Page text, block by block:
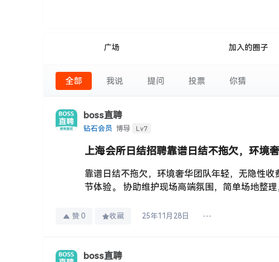
广场 加入的圈子
全部 我说 提问 投票 你猜
boss直聘
钻石会员 博导 Lv7
上海会所日结招聘靠谱日结不拖欠，环境
靠谱日结不拖欠，环境奢华团队年轻，无隐性
节体验。 协助维护现场高端氛围，简单场地整
赞 0 收藏 25年11月28日
boss直聘